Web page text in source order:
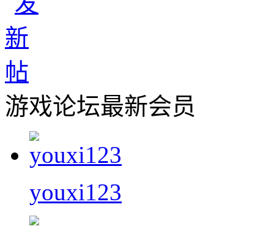
游戏论坛最新会员
youxi123